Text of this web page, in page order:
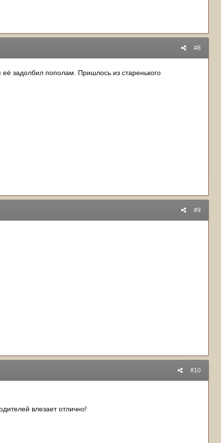
#8
задолбил пополам. Пришлось из старенького
#9
#10
влезает отлично!